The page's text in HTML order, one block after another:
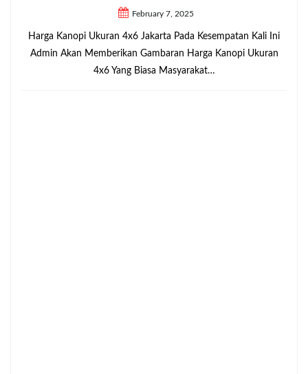
February 7, 2025
Harga Kanopi Ukuran 4x6 Jakarta Pada Kesempatan Kali Ini
Admin Akan Memberikan Gambaran Harga Kanopi Ukuran
4x6 Yang Biasa Masyarakat…